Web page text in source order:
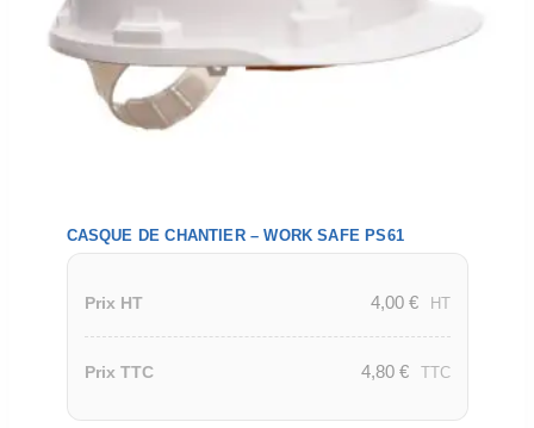
CASQUE DE CHANTIER – WORK SAFE PS61
Prix HT 4,00 € HT
Prix TTC 4,80 € TTC